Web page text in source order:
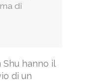
di
Shu hanno il
di un